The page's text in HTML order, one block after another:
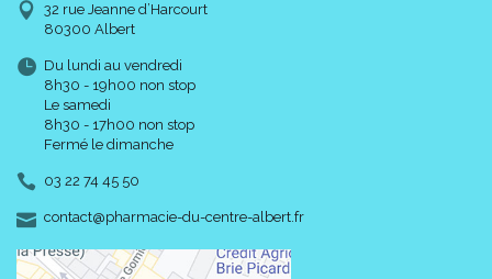
32 rue Jeanne d’Harcourt
80300 Albert
Du lundi au vendredi
8h30 - 19h00 non stop
Le samedi
8h30 - 17h00 non stop
Fermé le dimanche
03 22 74 45 50
contact-
@-
pharmacie-du-centre-albert.fr